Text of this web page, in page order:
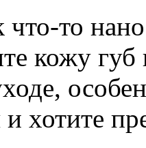
что-то
кожу
хотите